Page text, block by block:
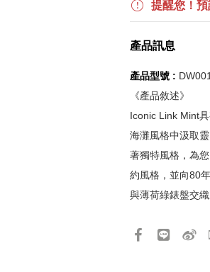
活動詳情請參見
實際折扣金額
《網站活動限制
所有活動皆訂
所有活動皆以
所有活動皆不
所有活動昇恆
提醒您！
產品訊息
產品型號 :
《產品敘述》
Iconic Link Mint
海灘風格中汲取
著獨特風格，為
約風格，並向80
與薄荷綠錶盤交
產品13碼代號